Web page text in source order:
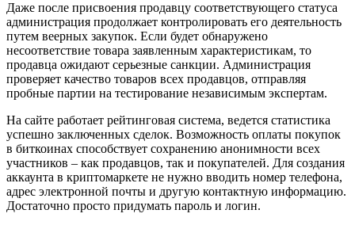
Даже после присвоения продавцу соответствующего статуса
администрация продолжает контролировать его деятельность
путем веерных закупок. Если будет обнаружено
несоответствие товара заявленным характеристикам, то
продавца ожидают серьезные санкции. Администрация
проверяет качество товаров всех продавцов, отправляя
пробные партии на тестирование независимым экспертам.
На сайте работает рейтинговая система, ведется статистика
успешно заключенных сделок. Возможность оплаты покупок
в биткоинах способствует сохранению анонимности всех
участников – как продавцов, так и покупателей. Для создания
аккаунта в криптомаркете не нужно вводить номер телефона,
адрес электронной почты и другую контактную информацию.
Достаточно просто придумать пароль и логин.